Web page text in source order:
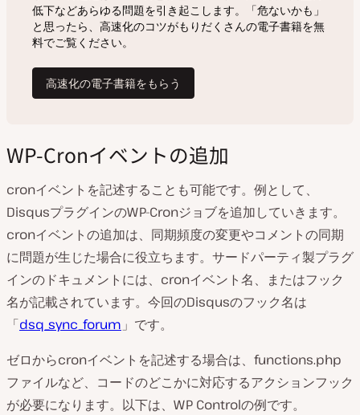
WP-Cronイベントの追加
cronイベントを記述することも可能です。例として、
DisqusプラグインのWP-Cronジョブを追加していきます。
cronイベントの追加は、同期頻度の変更やコメントの同期
に問題が生じた場合に役立ちます。サードパーティ製プラグ
インのドキュメントには、cronイベント名、またはフック
名が記載されています。今回のDisqusのフック名は
「dsq_sync_forum 」です。
ゼロからcronイベントを記述する場合は、functions.php
ファイルなど、コードのどこかに対応するアクションフック
が必要になります。以下は、WP Controlの例です。